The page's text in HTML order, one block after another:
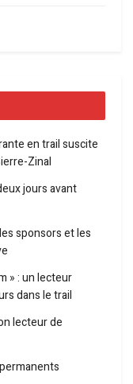
en trail suscite
Zinal
jours avant
sponsors et les
» : un lecteur
dans le trail
lecteur de